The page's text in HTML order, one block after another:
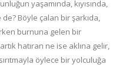
yaşamında, kıyısında,
Böyle çalan bir şarkıda,
burnuna gelen bir
hatıran ne ise aklına gelir,
öylece bir yolculuğa